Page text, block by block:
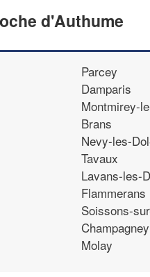
d'Authume
Parcey
Damparis
Montmirey-
Brans
Nevy-les-
Tavaux
Lavans-les-
Flammerans
Soissons-
Champagney
Molay